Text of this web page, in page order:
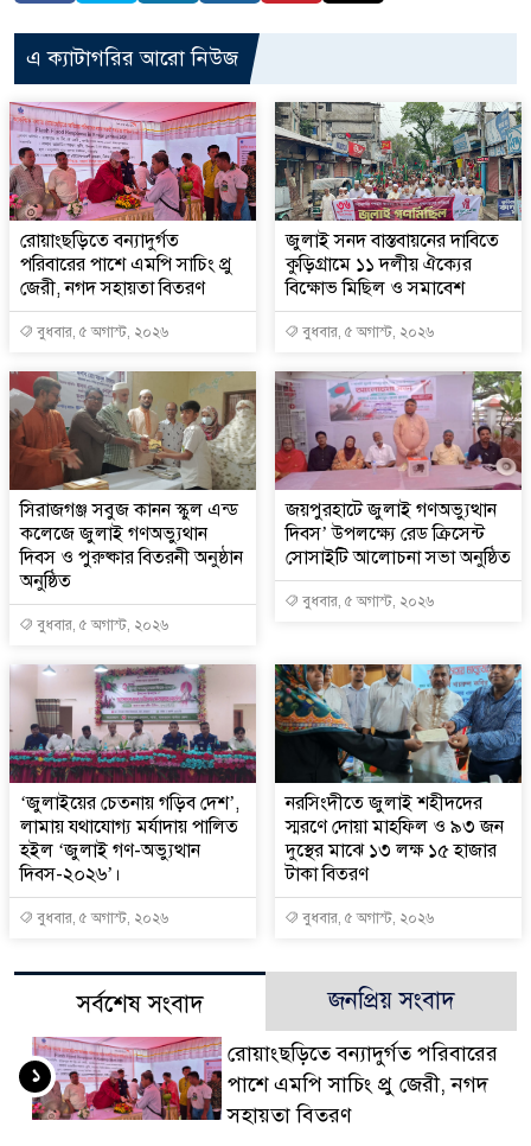
এ ক্যাটাগরির আরো নিউজ
রোয়াংছড়িতে বন্যাদুর্গত
পরিবারের পাশে এমপি সাচিং প্রু
জেরী, নগদ সহায়তা বিতরণ
বুধবার, ৫ অগাস্ট, ২০২৬
জুলাই সনদ বাস্তবায়নের দাবিতে
কুড়িগ্রামে ১১ দলীয় ঐক্যের
বিক্ষোভ মিছিল ও সমাবেশ
বুধবার, ৫ অগাস্ট, ২০২৬
সিরাজগঞ্জ সবুজ কানন স্কুল এন্ড
কলেজে জুলাই গণঅভ্যুথান
দিবস ও পুরুষ্কার বিতরনী অনুষ্ঠান
অনুষ্ঠিত
বুধবার, ৫ অগাস্ট, ২০২৬
জয়পুরহাটে জুলাই গণঅভ্যুত্থান
দিবস’ উপলক্ষ্যে রেড ক্রিসেন্ট
সোসাইটি আলোচনা সভা অনুষ্ঠিত
বুধবার, ৫ অগাস্ট, ২০২৬
‘জুলাইয়ের চেতনায় গড়িব দেশ’,
লামায় যথাযোগ্য মর্যাদায় পালিত
হইল ‘জুলাই গণ-অভ্যুত্থান
দিবস-২০২৬’।
বুধবার, ৫ অগাস্ট, ২০২৬
নরসিংদীতে জুলাই শহীদদের
স্মরণে দোয়া মাহফিল ও ৯৩ জন
দুস্থের মাঝে ১৩ লক্ষ ১৫ হাজার
টাকা বিতরণ
বুধবার, ৫ অগাস্ট, ২০২৬
সর্বশেষ সংবাদ জনপ্রিয় সংবাদ
রোয়াংছড়িতে বন্যাদুর্গত পরিবারের
পাশে এমপি সাচিং প্রু জেরী, নগদ
সহায়তা বিতরণ
১